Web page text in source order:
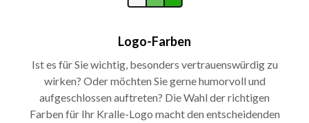
Logo-Farben
Ist es für Sie wichtig, besonders vertrauenswürdig zu
wirken? Oder möchten Sie gerne humorvoll und
aufgeschlossen auftreten? Die Wahl der richtigen
Farben für Ihr Kralle-Logo macht den entscheidenden